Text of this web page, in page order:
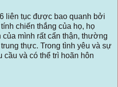
liên tục được bao quanh bởi
chiến thắng của họ, họ
mình rất cẩn thận, thường
thực. Trong tình yêu và sự
cầu và có thể trì hoãn hôn